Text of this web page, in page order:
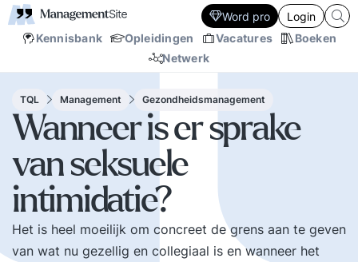
Kennisbank Opleidingen Vacatures
Boeken
Netwerk
Word pro Login
TQL Management Gezondheidsmanagement
Wanneer is er sprake
van seksuele
intimidatie?
Het is heel moeilijk om concreet de grens aan te geven
van wat nu gezellig en collegiaal is en wanneer het